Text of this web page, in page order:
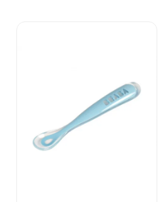
Caracteristici Rucsac de
Heather Grey: